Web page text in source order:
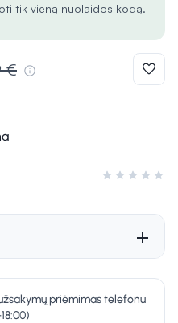
Įvertinimas 0
tik vieną nuolaidos kodą.
€
priėmimas telefonu